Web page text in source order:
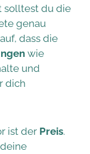
solltest du die
genau
dass die
wie
und
dich
ist der Preis.